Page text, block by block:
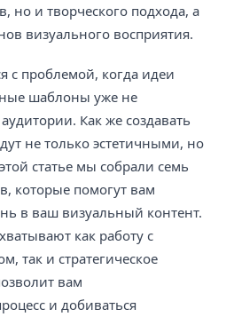
но и творческого подхода, а
визуального восприятия.
с проблемой, когда идеи
шаблоны уже не
Как же создавать
не только эстетичными, но
статье мы собрали семь
которые помогут вам
в ваш визуальный контент.
как работу с
так и стратегическое
вам
и добиваться